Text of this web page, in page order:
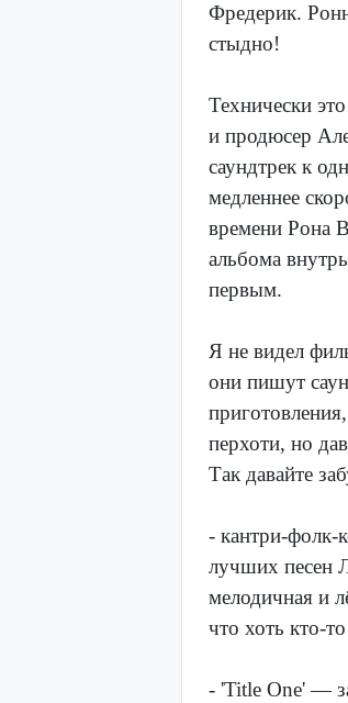
Фредерик.
стыдно!
Технически
и продюсер
саундтрек к
медленнее
времени Рона
альбома
первым.
Я не видел
они пишут
перхоти, но
Так давайте
- кантри-фолк-
лучших песен
мелодичная и
что хоть кто-
- 'Title One' —